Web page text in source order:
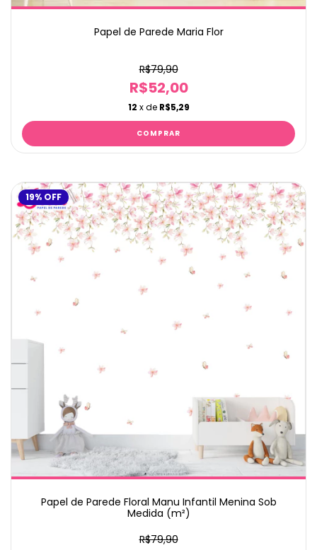
Papel de Parede Maria Flor
R$79,90
R$52,00
12 x de R$5,29
19% OFF
Papel de Parede Floral Manu Infantil Menina Sob
Medida (m²)
R$79,90